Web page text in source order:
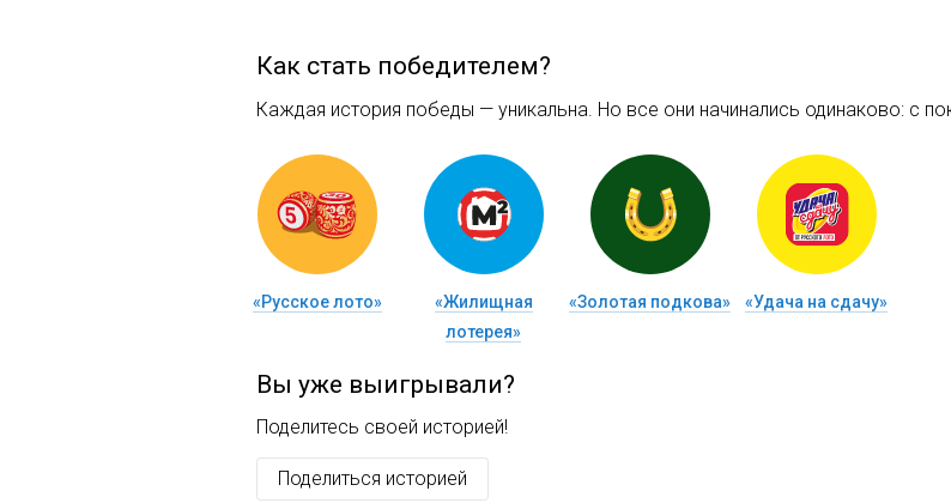
Как стать победителем?
Каждая история победы — уникальна. Но все они начинались одинаково: c
«Русское лото»
«Жилищная
лотерея»
«Золотая подкова» «Удача на сдачу»
Вы уже выигрывали?
Поделитесь своей историей!
Поделиться историей